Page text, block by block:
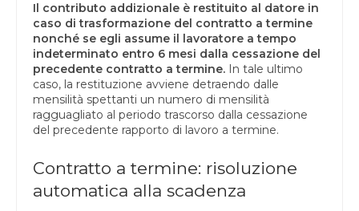
Il contributo addizionale è restituito al datore in
caso di trasformazione del contratto a termine
nonché se egli assume il lavoratore a tempo
indeterminato entro 6 mesi dalla cessazione del
precedente contratto a termine. In tale ultimo
caso, la restituzione avviene detraendo dalle
mensilità spettanti un numero di mensilità
ragguagliato al periodo trascorso dalla cessazione
del precedente rapporto di lavoro a termine.
Contratto a termine: risoluzione
automatica alla scadenza